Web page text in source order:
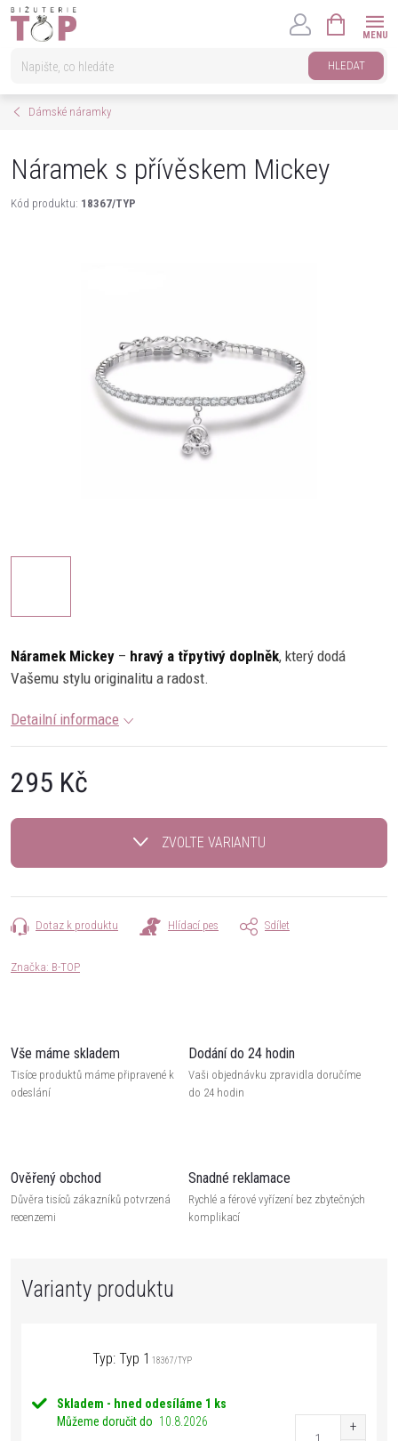
Přejít
HLEDAT
KOŠÍK
Dámské náramky
Náramek s přívěskem Mickey
Kód produktu: 18367/TYP
Náramek Mickey – hravý a třpytivý doplněk, který dodá
Vašemu stylu originalitu a radost.
Detailní informace
295 Kč
cena:
ZVOLTE VARIANTU
Dotaz k produktu Hlídací pes Sdílet
Značka: B-TOP
Vše máme skladem
Tisíce produktů máme připravené k
odeslání
Dodání do 24 hodin
Vaši objednávku zpravidla doručíme
do 24 hodin
Ověřený obchod
Důvěra tisíců zákazníků potvrzená
recenzemi
Snadné reklamace
Rychlé a férové vyřízení bez zbytečných
komplikací
Typ: Typ 1 18367/TYP
Skladem - hned odesíláme 1 ks
Můžeme doručit do 10.8.2026